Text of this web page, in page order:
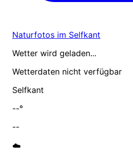
Naturfotos im Selfkant
Wetter wird geladen...
Wetterdaten nicht verfügbar
Selfkant
--°
--
☁️